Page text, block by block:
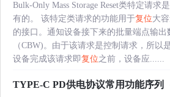
Bulk-Only Mass Storage Reset类特定请求
有的。 该特定类请求的功能用于复位大
的接口。通知设备接下来的批量端点输出
（CBW)。由于该请求是控制请求，所以
设备完成该请求即复位之前，设备应......
TYPE-C PD供电协议常用功能序列